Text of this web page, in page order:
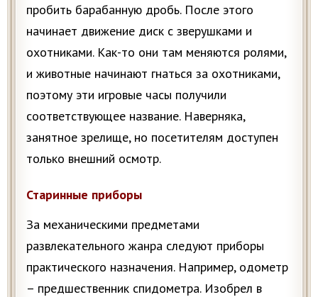
пробить барабанную дробь. После этого
начинает движение диск с зверушками и
охотниками. Как-то они там меняются ролями,
и животные начинают гнаться за охотниками,
поэтому эти игровые часы получили
соответствующее название. Наверняка,
занятное зрелище, но посетителям доступен
только внешний осмотр.
Старинные приборы
За механическими предметами
развлекательного жанра следуют приборы
практического назначения. Например, одометр
– предшественник спидометра. Изобрел в